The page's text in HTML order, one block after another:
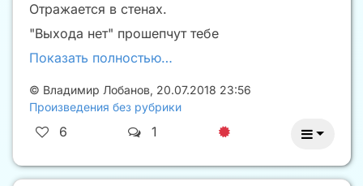
Отражается в стенах.
"Выхода нет" прошепчут тебе
Показать полностью…
© Владимир Лобанов, 20.07.2018 23:56
Произведения без рубрики
6 1